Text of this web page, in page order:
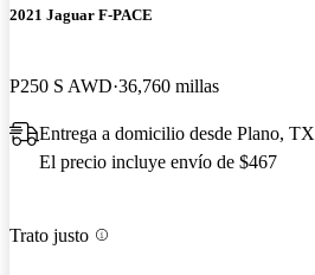
2021 Jaguar F-PACE
P250 S AWD 36,760 millas
Entrega a domicilio desde Plano, TX
El precio incluye envío de $467
Trato justo